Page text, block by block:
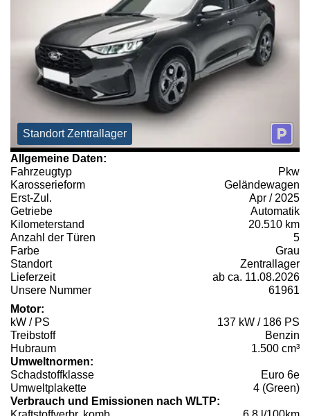
Standort Zentrallager
Allgemeine Daten:
Fahrzeugtyp
Pkw
Karosserieform
Geländewagen
Erst-Zul.
Apr / 2025
Getriebe
Automatik
Kilometerstand
20.510 km
Anzahl der Türen
5
Farbe
Grau
Standort
Zentrallager
Lieferzeit
ab ca. 11.08.2026
Unsere Nummer
61961
Motor:
kW / PS
137 kW / 186 PS
Treibstoff
Benzin
Hubraum
1.500 cm³
Umweltnormen:
Schadstoffklasse
Euro 6e
Umweltplakette
4 (Green)
Verbrauch und Emissionen nach WLTP: